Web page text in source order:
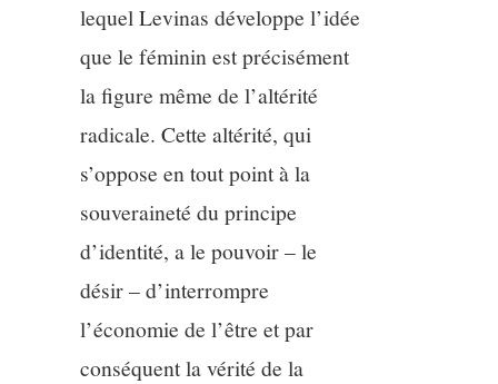
lequel Levinas développe l’idée
que le féminin est précisément
la figure même de l’altérité
radicale. Cette altérité, qui
s’oppose en tout point à la
souveraineté du principe
d’identité, a le pouvoir – le
désir – d’interrompre
l’économie de l’être et par
conséquent la vérité de la